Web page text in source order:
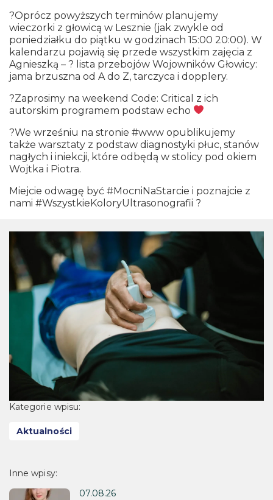
?Oprócz powyższych terminów planujemy
wieczorki z głowicą w Lesznie (jak zwykle od
poniedziałku do piątku w godzinach 15:00 20:00). W
kalendarzu pojawią się przede wszystkim zajęcia z
Agnieszką – ? lista przebojów Wojowników Głowicy:
jama brzuszna od A do Z, tarczyca i dopplery.
?Zaprosimy na weekend Code: Critical z ich
autorskim programem podstaw echo
?We wrześniu na stronie #www opublikujemy
także warsztaty z podstaw diagnostyki płuc, stanów
nagłych i iniekcji, które odbędą w stolicy pod okiem
Wojtka i Piotra.
Miejcie odwagę być #MocniNaStarcie i poznajcie z
nami #WszystkieKoloryUltrasonografii ?
Kategorie wpisu:
Aktualności
Inne wpisy:
07.08.26